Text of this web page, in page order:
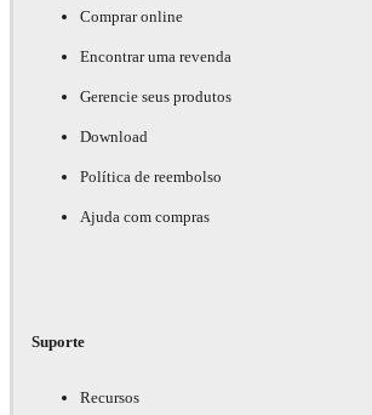
Comprar online
Encontrar uma revenda
Gerencie seus produtos
Download
Política de reembolso
Ajuda com compras
Suporte
Recursos